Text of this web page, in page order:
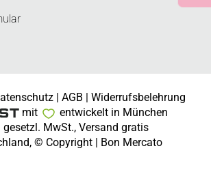
| AGB | Widerrufsbelehrung
mit
entwickelt in München
MwSt., Versand gratis
© Copyright | Bon Mercato